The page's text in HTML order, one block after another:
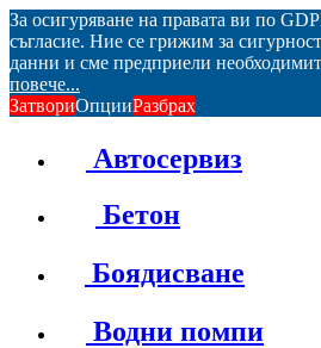
За осигуряване на правата ви по
съгласие. Ние се грижим за
данни и сме предприели
повече...
ЗатвориОпцииРазбрах
Автосервиз
Бетон
Боядисване
Водни помпи